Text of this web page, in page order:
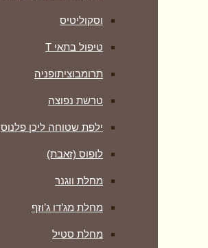
וסקוליטיס
טיפול בתאי T
תרומבוציתופניה
טרשת נפוצה
ילפת שטוחה ליכן פלנוס
לופוס (זאבת)
מחלת ווגנר
מחלת מג’דו ג’וזף
מחלת סטיל